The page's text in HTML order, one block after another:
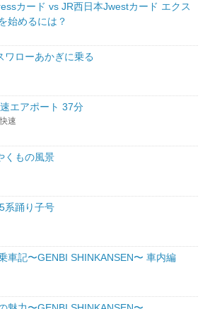
カード vs JR西日本Jwestカード エクス
始めるには？
ワローあかぎに乗る
エアポート 37分
速
くもの風景
系踊り子号
車記〜GENBI SHINKANSEN〜 車内編